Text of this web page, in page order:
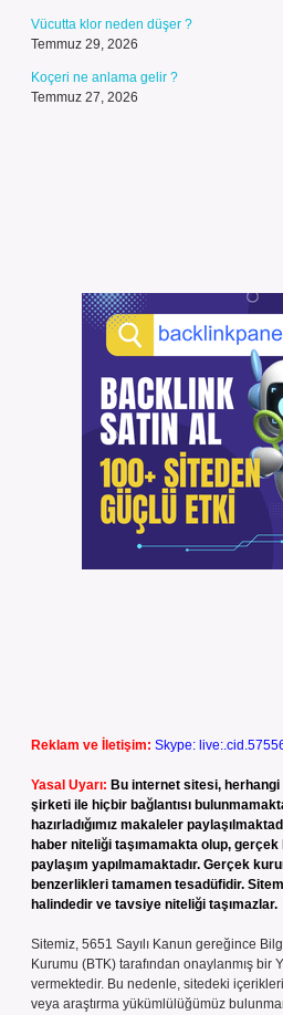
Vücutta klor neden düşer ?
Temmuz 29, 2026
Koçeri ne anlama gelir ?
Temmuz 27, 2026
Reklam ve İletişim: Skype:
Yasal Uyarı: Bu internet sitesi,
şirketi ile hiçbir bağlantısı
hazırladığımız makaleler
haber niteliği taşımamakta olup,
paylaşım yapılmamaktadır. Gerçek
benzerlikleri tamamen tesadüfidir.
halindedir ve tavsiye niteliği taşımazlar.
Sitemiz, 5651 Sayılı Kanun gereğince
Kurumu (BTK) tarafından onaylanmış bir
vermektedir. Bu nedenle, sitedeki
veya araştırma yükümlülüğümüz